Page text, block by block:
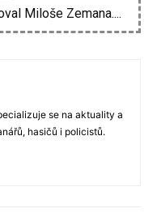
Miloše Zemana....domu se...
se na aktuality a
hasičů i policistů.